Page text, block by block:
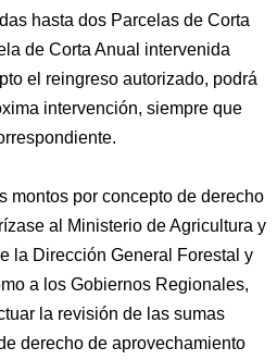
hasta dos Parcelas de Corta
de Corta Anual intervenida
el reingreso autorizado, podrá
intervención, siempre que
montos por concepto de derecho
al Ministerio de Agricultura y
la Dirección General Forestal y
a los Gobiernos Regionales,
la revisión de las sumas
derecho de aprovechamiento